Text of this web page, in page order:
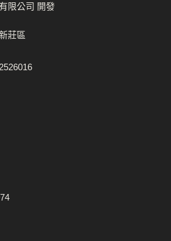
限公司 開發
莊區